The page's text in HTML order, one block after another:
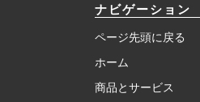
ナビゲーション
ページ先頭に戻る
ホーム
商品とサービス